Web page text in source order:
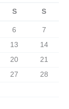
S S
6
7
13
14
20
21
27
28